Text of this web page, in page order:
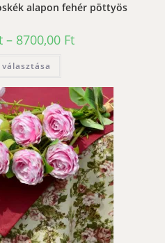
alapon fehér pöttyös
– 8700,00 FtÁrtartomány:
3500,00 Ft
több
variációja
van.
A
változatok
a
termékoldalon
választhatók
ki